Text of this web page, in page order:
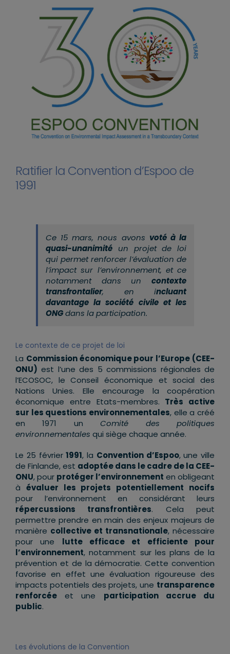
Ratifier la Convention d’Espoo de
1991
Ce 15 mars, nous avons voté à la
quasi-unanimité un projet de loi
qui permet renforcer l’évaluation de
l’impact sur l’environnement, et ce
notamment dans un contexte
transfrontalier, en incluant
davantage la société civile et les
ONGdans la participation.
Le contexte de ce projet de loi
La Commission économique pour l’Europe (CEE-
ONU) est l’une des 5 commissions régionales de
l’ECOSOC, le Conseil économique et social des
Nations Unies. Elle encourage la coopération
économique entre Etats-membres. Très active
sur les questions environnementales, elle a créé
en 1971 unComité des politiques
environnementales qui siège chaque année.
Le 25 février1991, la Convention d’Espoo, une ville
de Finlande, est adoptée dans le cadre de la CEE-
ONU, pour protéger l’environnement en obligeant
à évaluer les projets potentiellement nocifs
pour l’environnement en considérant leurs
répercussions transfrontières. Cela peut
permettre prendre en main des enjeux majeurs de
manière collective et transnationale, nécessaire
pour une lutte efficace et efficiente pour
l’environnement, notamment sur les plans de la
prévention et de la démocratie. Cette convention
favorise en effet une évaluation rigoureuse des
impacts potentiels des projets, une transparence
renforcée et une participation accrue du
public.
Les évolutions de la Convention